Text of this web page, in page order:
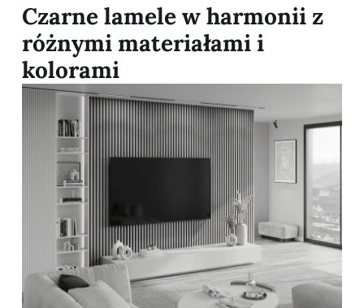
Czarne lamele w harmonii z
różnymi materiałami i
kolorami